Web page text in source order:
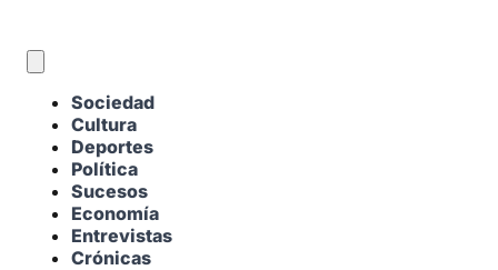
Sociedad
Cultura
Deportes
Política
Sucesos
Economía
Entrevistas
Crónicas